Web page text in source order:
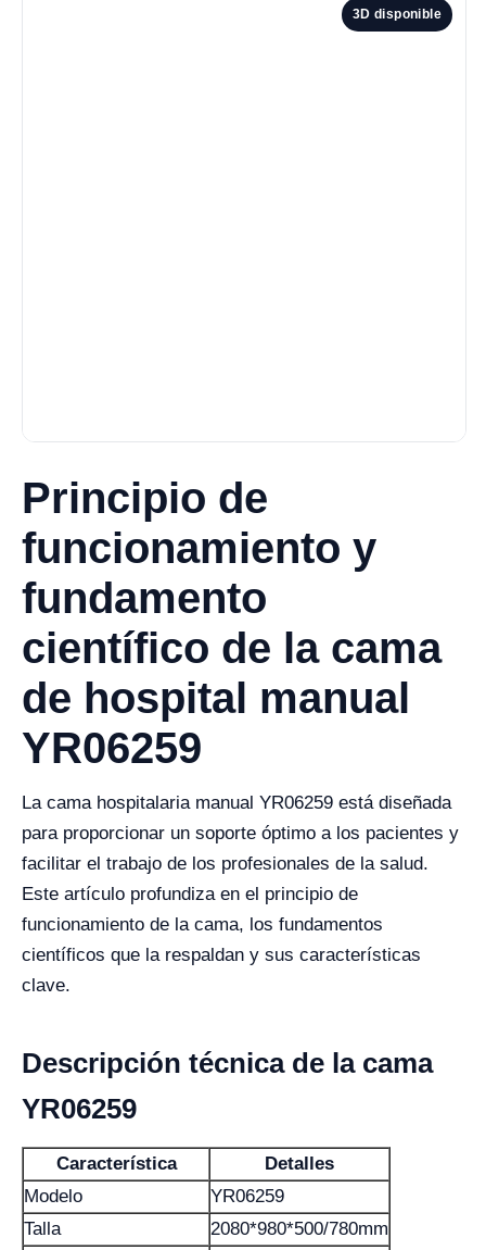
3D disponible
Principio de
funcionamiento y
fundamento
científico de la cama
de hospital manual
YR06259
La cama hospitalaria manual YR06259 está diseñada
para proporcionar un soporte óptimo a los pacientes y
facilitar el trabajo de los profesionales de la salud.
Este artículo profundiza en el principio de
funcionamiento de la cama, los fundamentos
científicos que la respaldan y sus características
clave.
Descripción técnica de la cama
YR06259
Característica
Detalles
Modelo
YR06259
Talla
2080*980*500/780mm